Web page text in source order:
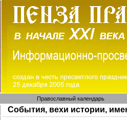
Православный календарь
События, вехи истории,